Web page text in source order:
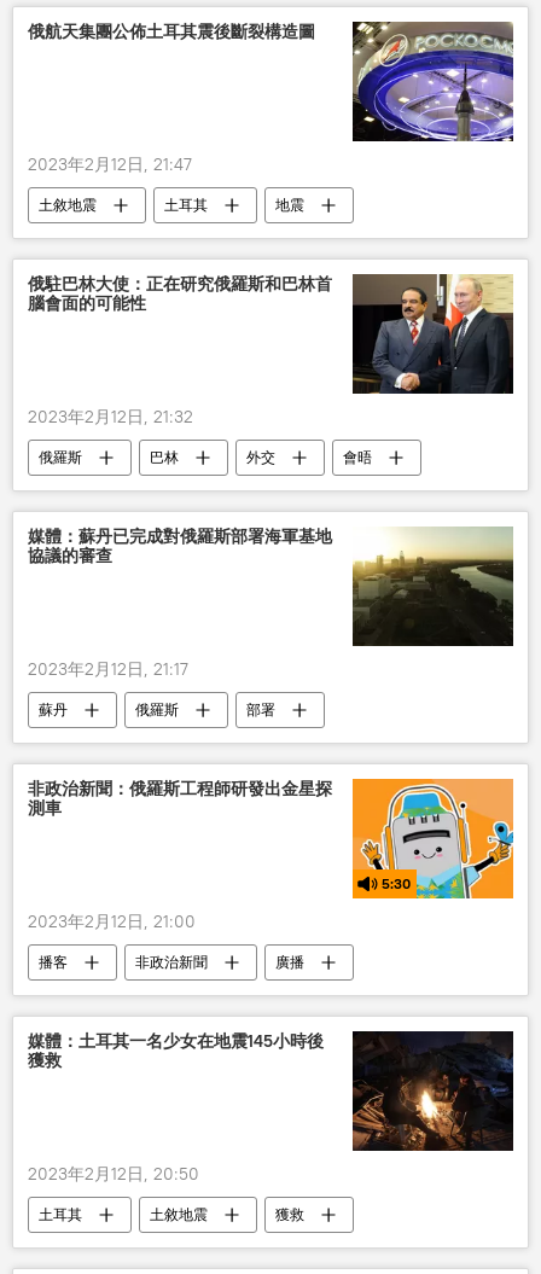
俄航天集團公佈土耳其震後斷裂構造圖
2023年2月12日, 21:47
土敘地震 土耳其
地震
俄航天集團
俄駐巴林大使：正在研究俄羅斯和巴林首
腦會面的可能性
2023年2月12日, 21:32
俄羅斯 巴林 外交 會晤
媒體：蘇丹已完成對俄羅斯部署海軍基地
協議的審查
2023年2月12日, 21:17
蘇丹 俄羅斯
部署
海軍基地
協議
非政治新聞：俄羅斯工程師研發出金星探
測車
5:30
2023年2月12日, 21:00
播客 非政治新聞 廣播
媒體：土耳其一名少女在地震145小時後
獲救
2023年2月12日, 20:50
土耳其 土敘地震
獲救
地震
國際